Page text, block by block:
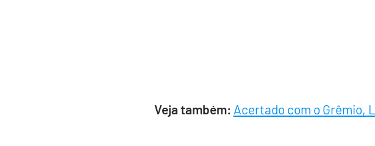
Veja também: Acertado com o Grêmio,